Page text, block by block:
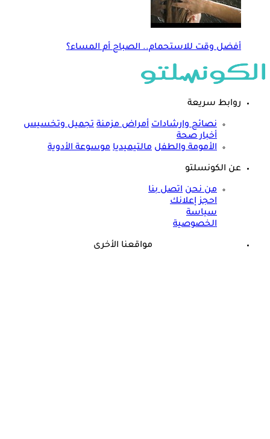
أفضل وقت للاستحمام.. الصباح أم المساء؟
روابط سريعة
نصائح وارشادات أمراض مزمنة تجميل وتخسيس
أخبار صحة
الأمومة والطفل مالتيميديا موسوعة الأدوية
عن الكونسلتو
من نحن اتصل بنا
احجز إعلانك
سياسة
الخصوصية
مواقعنا الأخرى